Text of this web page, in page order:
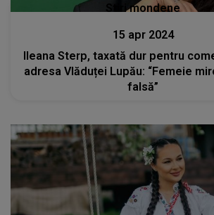
Stiri mondene
15 apr 2024
Ileana Sterp, taxată dur pentru
adresa Vlăduței Lupău: “Femeie
falsă”